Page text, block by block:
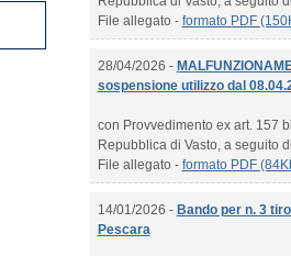
File allegato - formato PDF
28/04/2026 -
sospensione utilizzo dal
con Provvedimento ex art. 157
Repubblica di Vasto, a seguito
File allegato - formato PDF
14/01/2026 - Bando per n. 3
Pescara